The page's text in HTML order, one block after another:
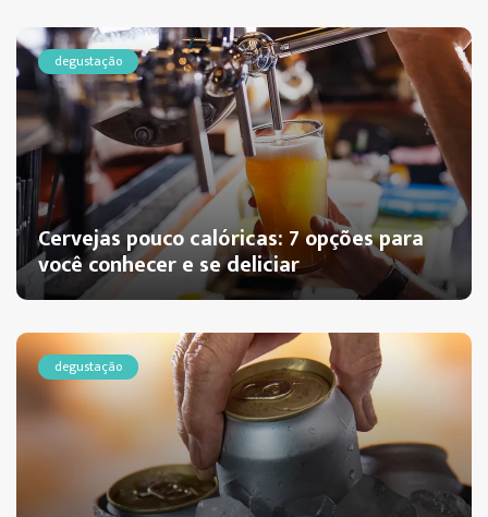
degustação
Cervejas pouco calóricas: 7 opções para
você conhecer e se deliciar
degustação